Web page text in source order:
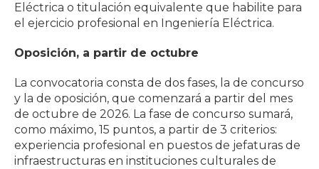
Eléctrica o titulación equivalente que habilite para
el ejercicio profesional en Ingeniería Eléctrica.
Oposición, a partir de octubre
La convocatoria consta de dos fases, la de concurso
y la de oposición, que comenzará a partir del mes
de octubre de 2026. La fase de concurso sumará,
como máximo, 15 puntos, a partir de 3 criterios:
experiencia profesional en puestos de jefaturas de
infraestructuras en instituciones culturales de